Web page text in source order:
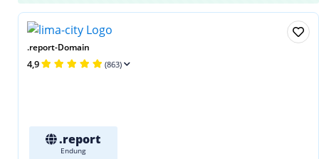
.report-Domain
4,9 (863)
.report
Endung